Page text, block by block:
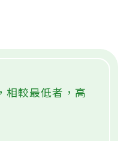
相較最低者，高